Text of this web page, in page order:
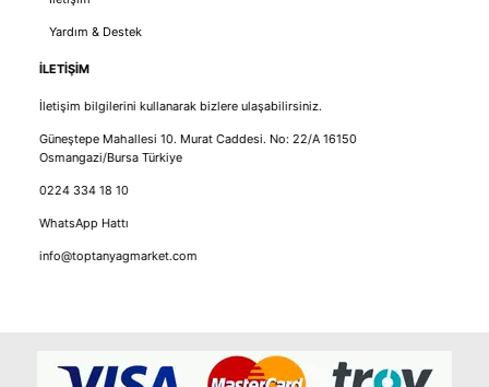
Yardım & Destek
İLETİŞİM
İletişim bilgilerini kullanarak bizlere ulaşabilirsiniz.
Güneştepe Mahallesi 10. Murat Caddesi. No: 22/A 16150
Osmangazi/Bursa Türkiye
0224 334 18 10
WhatsApp Hattı
info@toptanyagmarket.com